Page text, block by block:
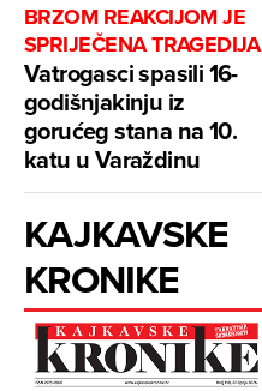
BRZOM REAKCIJOM JE
SPRIJEČENA TRAGEDIJA
Vatrogasci spasili 16-
godišnjakinju iz
gorućeg stana na 10.
katu u Varaždinu
KAJKAVSKE
KRONIKE